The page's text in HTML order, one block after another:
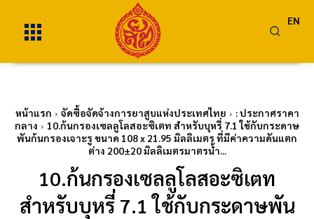
EN
หน้าแรก จัดซื้อจัดจ้างการยาสูบแห่งประเทศไทย
: ประกาศราคา
กลาง
10.ก้นกรองเซลลูโลสอะซิเตท สำหรับบุหรี่ 7.1 ใช้กับกระดาษ
พันก้นกรองเจาะรู ขนาด 108 x 21.95 มิลลิเมตร ที่มีค่าความดันแตก
ต่าง 200±20 มิลลิเมตรมาตรน้ำ...
10.ก้นกรองเซลลูโลสอะซิเตท
สำหรับบุหรี่ 7.1 ใช้กับกระดาษพัน